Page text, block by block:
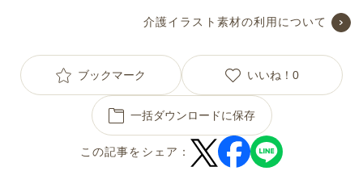
介護イラスト素材の利用について
ブックマーク いいね！ 0
一括ダウンロードに保存
この記事をシェア：